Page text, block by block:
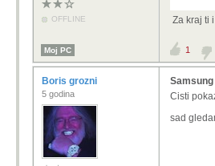
OFFLINE Za kraj ti
Moj PC 1
Boris grozni
5 godina
Cisti
sad